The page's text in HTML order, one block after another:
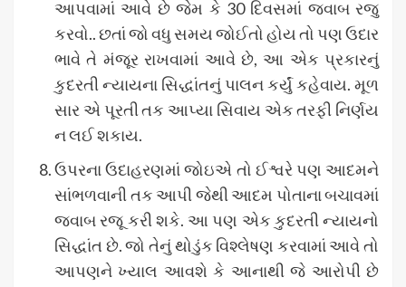
આપવામાં આવે છે જેમ કે 30 દિવસમાં જવાબ રજુ
કરવો.. છતાં જો વધુ સમય જોઈતો હોય તો પણ ઉદાર
ભાવે તે મંજૂર રાખવામાં આવે છે, આ એક પ્રકારનું
કુદરતી ન્યાયના સિદ્ધાંતનું પાલન કર્યું કહેવાય. મૂળ
સાર એ પૂરતી તક આપ્યા સિવાય એક તરફી નિર્ણય
ન લઈ શકાય.
ઉપરના ઉદાહરણમાં જોઇએ તો ઈશ્વરે પણ આદમને
સાંભળવાની તક આપી જેથી આદમ પોતાના બચાવમાં
જવાબ રજૂ કરી શકે. આ પણ એક કુદરતી ન્યાયનો
સિદ્ધાંત છે. જો તેનું થોડુંક વિશ્લેષણ કરવામાં આવે તો
આપણને ખ્યાલ આવશે કે આનાથી જે આરોપી છે